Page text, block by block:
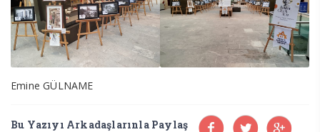
Emine GÜLNAME
Bu Yazıyı Arkadaşlarınla Paylaş